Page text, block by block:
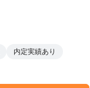
内定実績あり